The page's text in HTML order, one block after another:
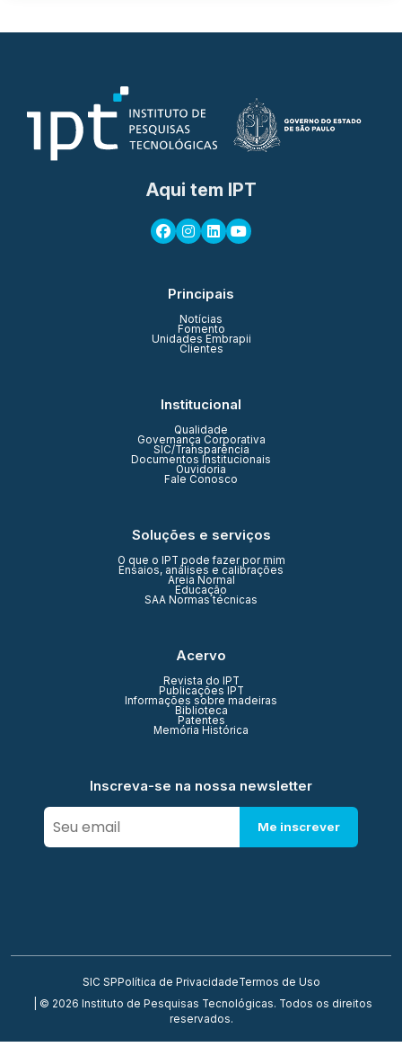
Aqui tem IPT
Principais
Notícias
Fomento
Unidades Embrapii
Clientes
Institucional
Qualidade
Governança Corporativa
SIC/Transparência
Documentos Institucionais
Ouvidoria
Fale Conosco
Soluções e serviços
O que o IPT pode fazer por mim
Ensaios, análises e calibrações
Areia Normal
Educação
SAA Normas técnicas
Acervo
Revista do IPT
Publicações IPT
Informações sobre madeiras
Biblioteca
Patentes
Memória Histórica
Inscreva-se na nossa newsletter
Me inscrever
SIC SP Política de PrivacidadeTermos de Uso
| © 2026 Instituto de Pesquisas Tecnológicas. Todos os direitos
reservados.